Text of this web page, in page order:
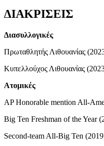
ΔΙΑΚΡΙΣΕΙΣ
Διασυλλογικές
Πρωταθλητής Λιθουανίας
Κυπελλούχος Λιθουανίας
Ατομικές
AP Honorable mention All-
Big Ten Freshman of the Year
Second-team All-Big Ten